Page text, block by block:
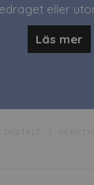
eller
de
inte
Läs mer
DIGITALT